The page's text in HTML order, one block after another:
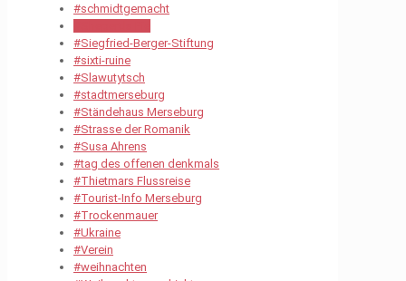
#schmidtgemacht
#Siegfried-Berger-Stiftung
#sixti-ruine
#Slawutytsch
#stadtmerseburg
#Ständehaus Merseburg
#Strasse der Romanik
#Susa Ahrens
#tag des offenen denkmals
#Thietmars Flussreise
#Tourist-Info Merseburg
#Trockenmauer
#Ukraine
#Verein
#weihnachten